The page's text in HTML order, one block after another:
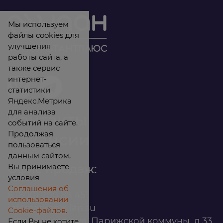
Контакты
Вакансии
Офис продаж:
infomarket@ilan.su
Мы используем
файлы cookies для
улучшения
работы сайта, а
также сервис
интернет-
статистики
Яндекс.Метрика
для анализа
событий на сайте.
Продолжая
пользоваться
данным сайтом,
Вы принимаете
условия
Соглашения об
использовании
Cookie-файлов.